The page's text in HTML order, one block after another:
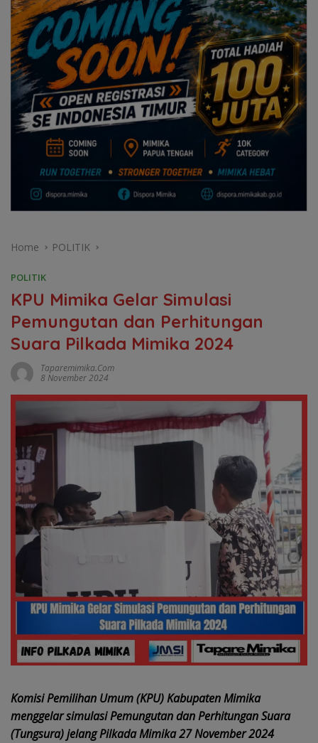
Home POLITIK
POLITIK
KPU Mimika Gelar Simulasi
Pemungutan dan Perhitungan
Suara Pilkada Mimika 2024
Taparemimika.com
8 November 2024
Komisi Pemilihan Umum (KPU) Kabupaten Mimika
menggelar simulasi Pemungutan dan Perhitungan Suara
(Tungsura) jelang Pilkada Mimika 27 November 2024